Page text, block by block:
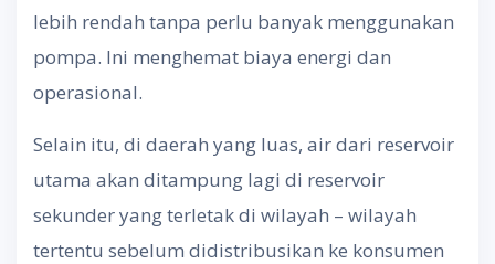
lebih rendah tanpa perlu banyak menggunakan
pompa. Ini menghemat biaya energi dan
operasional.
Selain itu, di daerah yang luas, air dari reservoir
utama akan ditampung lagi di reservoir
sekunder yang terletak di wilayah – wilayah
tertentu sebelum didistribusikan ke konsumen